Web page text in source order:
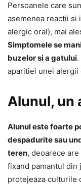
Persoanele care
asemenea reactii si
alergic oral), mai
Simptomele se
buzelor si a gatului
aparitiei unei alergii
Alunul, un
Alunul este foarte
despadurite sau
teren, deoarece
fixand pamantul din
protejeaza culturile